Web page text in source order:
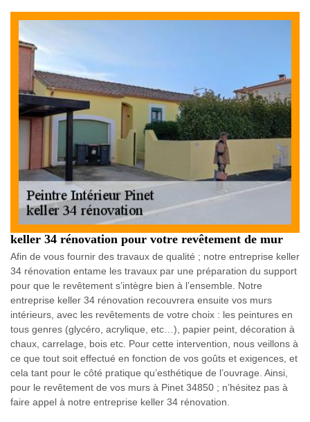
keller 34 rénovation pour votre revêtement de mur
Afin de vous fournir des travaux de qualité ; notre entreprise keller
34 rénovation entame les travaux par une préparation du support
pour que le revêtement s’intègre bien à l’ensemble. Notre
entreprise keller 34 rénovation recouvrera ensuite vos murs
intérieurs, avec les revêtements de votre choix : les peintures en
tous genres (glycéro, acrylique, etc…), papier peint, décoration à
chaux, carrelage, bois etc. Pour cette intervention, nous veillons à
ce que tout soit effectué en fonction de vos goûts et exigences, et
cela tant pour le côté pratique qu’esthétique de l’ouvrage. Ainsi,
pour le revêtement de vos murs à Pinet 34850 ; n’hésitez pas à
faire appel à notre entreprise keller 34 rénovation.